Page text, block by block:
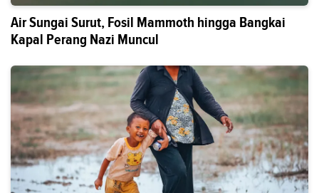
Air Sungai Surut, Fosil Mammoth hingga Bangkai
Kapal Perang Nazi Muncul